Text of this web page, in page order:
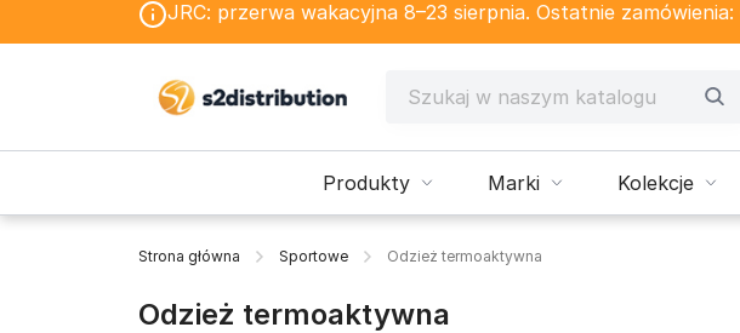
JRC: przerwa wakacyjna 8–23 sierpnia. Ostatnie
Produkty Marki Kolekcje
Strona główna Sportowe Odzież termoaktywna
Odzież termoaktywna